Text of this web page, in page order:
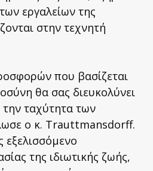
εργαλείων της
στην τεχνητή
που βασίζεται
θα σας διευκολύνει
ταχύτητα των
ο κ. Trauttmansdorff.
εξελισσόμενο
της ιδιωτικής ζωής,